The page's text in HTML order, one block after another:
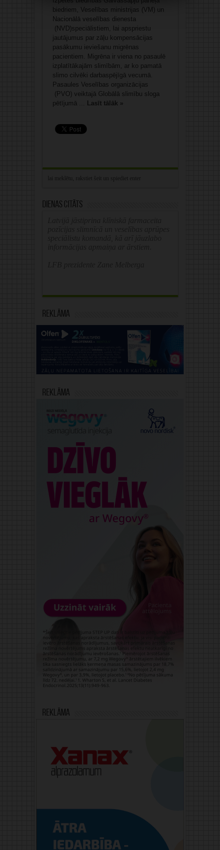
biedriem, Veselības ministrijas (VM) un
Nacionālā veselības dienesta
(NVD)speciālistiem, lai apspriestu
jautājumus par zāļu kompensācijas
pasākumu ieviešanu migrēnas
pacientiem. Migrēna ir viena no pasaulē
izplatītākajām slimībām, ar ko pamatā
slimo cilvēki darbaspējīgā vecumā.
Pasaules Veselības organizācijas
(PVO) veiktajā Globālā slimību sloga
pētījumā ... Lasīt tālāk »
Dienas citāts
Reklāma
Reklāma
Reklāma